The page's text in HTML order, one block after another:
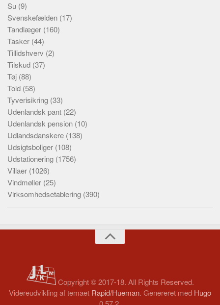
Su (9)
Svenskefælden (17)
Tandlæger (160)
Tasker (44)
Tillidshverv (2)
Tilskud (37)
Tøj (88)
Told (58)
Tyverisikring (33)
Udenlandsk pant (22)
Udenlandsk pension (10)
Udlandsdanskere (138)
Udsigtsboliger (108)
Udstationering (1756)
Villaer (1026)
Vindmøller (25)
Virksomhedsetablering (390)
Copyright © 2017-18. All Rights Reserved.
Videreudvikling af temaet Rapid/Hueman. Genereret med Hugo